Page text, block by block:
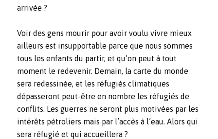
arrivée ?
Voir des gens mourir pour avoir voulu vivre mieux
ailleurs est insupportable parce que nous sommes
tous les enfants du partir, et qu’on peut à tout
moment le redevenir. Demain, la carte du monde
sera redessinée, et les réfugiés climatiques
dépasseront peut-être en nombre les réfugiés de
conflits. Les guerres ne seront plus motivées par les
intérêts pétroliers mais par l’accès à l’eau. Alors qui
sera réfugié et qui accueillera ?